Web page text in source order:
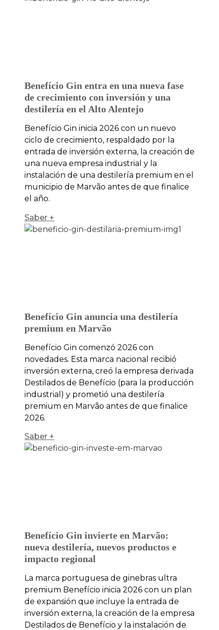
Benefício Gin entra en una nueva fase
de crecimiento con inversión y una
destilería en el Alto Alentejo
Benefício Gin inicia 2026 con un nuevo
ciclo de crecimiento, respaldado por la
entrada de inversión externa, la creación de
una nueva empresa industrial y la
instalación de una destilería premium en el
municipio de Marvão antes de que finalice
el año.
Saber +
Benefício Gin anuncia una destilería
premium en Marvão
Benefício Gin comenzó 2026 con
novedades. Esta marca nacional recibió
inversión externa, creó la empresa derivada
Destilados de Benefício (para la producción
industrial) y prometió una destilería
premium en Marvão antes de que finalice
2026.
Saber +
Benefício Gin invierte en Marvão:
nueva destilería, nuevos productos e
impacto regional
La marca portuguesa de ginebras ultra
premium Benefício inicia 2026 con un plan
de expansión que incluye la entrada de
inversión externa, la creación de la empresa
Destilados de Benefício y la instalación de